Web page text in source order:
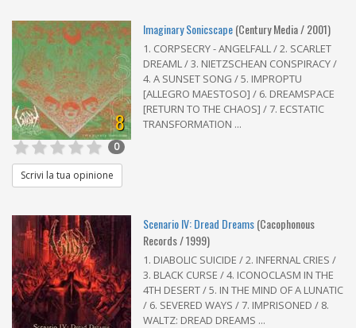
8
Imaginary Sonicscape(Century Media / 2001)
1. CORPSECRY - ANGELFALL / 2. SCARLET
DREAML / 3. NIETZSCHEAN CONSPIRACY /
4. A SUNSET SONG / 5. IMPROPTU
[ALLEGRO MAESTOSO] / 6. DREAMSPACE
[RETURN TO THE CHAOS] / 7. ECSTATIC
TRANSFORMATION ...
0
Scrivi la tua opinione
Scenario IV: Dread Dreams(Cacophonous
Records / 1999)
1. DIABOLIC SUICIDE / 2. INFERNAL CRIES /
3. BLACK CURSE / 4. ICONOCLASM IN THE
4TH DESERT / 5. IN THE MIND OF A LUNATIC
/ 6. SEVERED WAYS / 7. IMPRISONED / 8.
WALTZ: DREAD DREAMS ...